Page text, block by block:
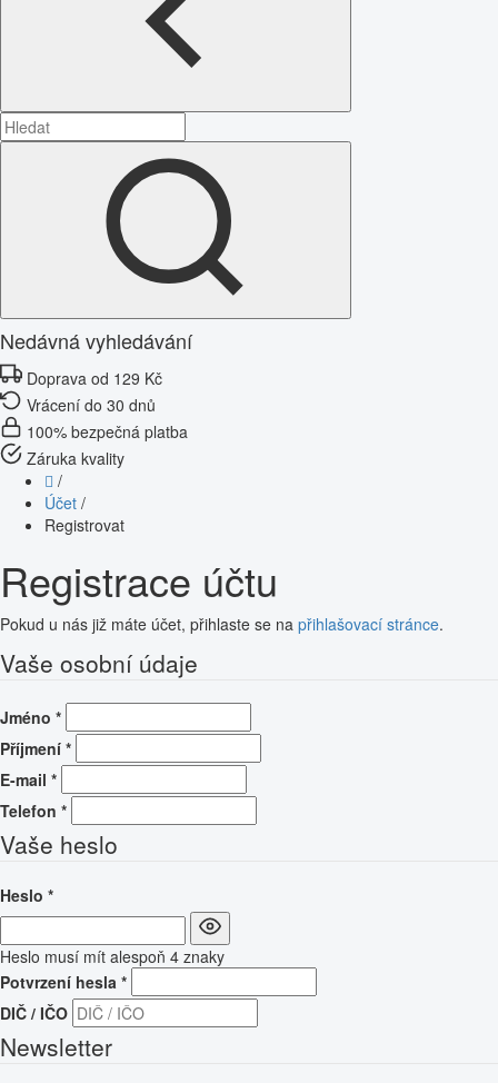
Nedávná vyhledávání
Doprava od 129 Kč
Vrácení do 30 dnů
100% bezpečná platba
Záruka kvality
/
Účet /
Registrovat
Registrace účtu
Pokud u nás již máte účet, přihlaste se na přihlašovací stránce.
Vaše osobní údaje
Jméno *
Příjmení *
E-mail *
Telefon *
Vaše heslo
Heslo *
Heslo musí mít alespoň 4 znaky
Potvrzení hesla *
DIČ / IČO
Newsletter